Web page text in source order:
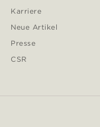
Karriere
Neue Artikel
Presse
CSR